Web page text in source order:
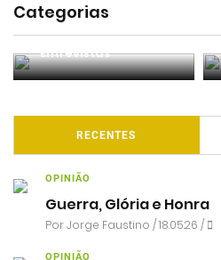
Categorias
Entrevistas
RECENTES
OPINIÃO
Guerra, Glória e Honra
PorJorge Faustino / 18.05.26 /
OPINIÃO